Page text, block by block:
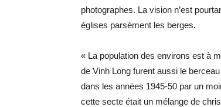
photographes. La vision n’est
églises parsèment les berges.
« La population des environs est à
de Vinh Long furent aussi le
dans les années 1945-50 par un
cette secte était un mélange de